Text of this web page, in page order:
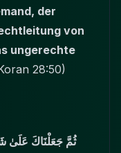
der
von
ungerechte
28:50)
ثُمَّ جَعَلْنَاكَ عَلَىٰ